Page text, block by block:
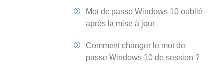
Mot de passe Windows 10 oublié
après la mise à jour
Comment changer le mot de
passe Windows 10 de session ?